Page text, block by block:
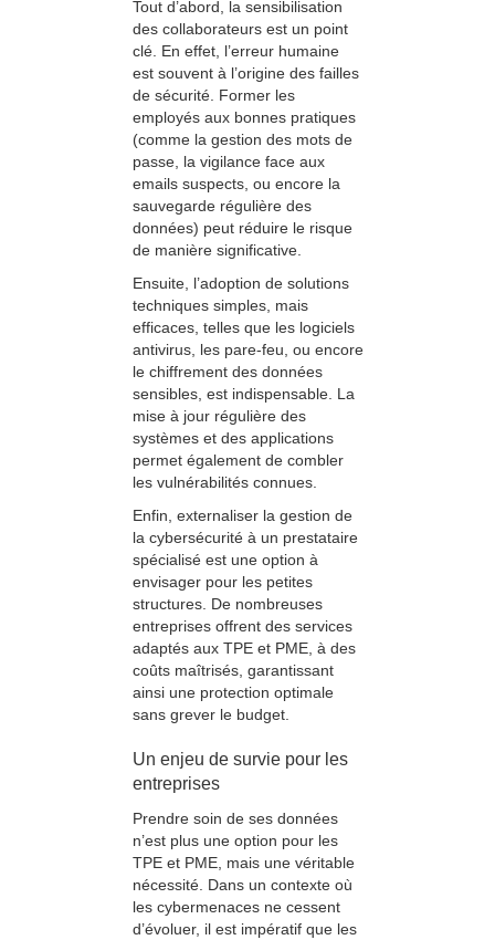
Tout d’abord, la sensibilisation
des collaborateurs est un point
clé. En effet, l’erreur humaine
est souvent à l’origine des failles
de sécurité. Former les
employés aux bonnes pratiques
(comme la gestion des mots de
passe, la vigilance face aux
emails suspects, ou encore la
sauvegarde régulière des
données) peut réduire le risque
de manière significative.
Ensuite, l’adoption de solutions
techniques simples, mais
efficaces, telles que les logiciels
antivirus, les pare-feu, ou encore
le chiffrement des données
sensibles, est indispensable. La
mise à jour régulière des
systèmes et des applications
permet également de combler
les vulnérabilités connues.
Enfin, externaliser la gestion de
la cybersécurité à un prestataire
spécialisé est une option à
envisager pour les petites
structures. De nombreuses
entreprises offrent des services
adaptés aux TPE et PME, à des
coûts maîtrisés, garantissant
ainsi une protection optimale
sans grever le budget.
Un enjeu de survie pour les
entreprises
Prendre soin de ses données
n’est plus une option pour les
TPE et PME, mais une véritable
nécessité. Dans un contexte où
les cybermenaces ne cessent
d’évoluer, il est impératif que les